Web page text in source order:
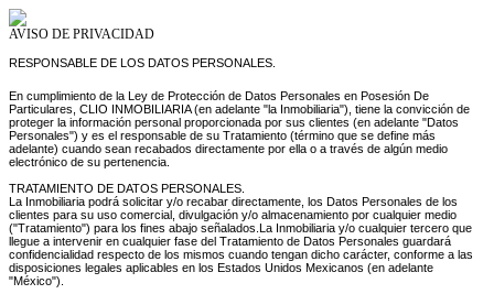
AVISO DE PRIVACIDAD
RESPONSABLE DE LOS DATOS PERSONALES.
En cumplimiento de la Ley de Protección de Datos Personales en Posesión De
Particulares, CLIO INMOBILIARIA (en adelante "la Inmobiliaria"), tiene la convicción de
proteger la información personal proporcionada por sus clientes (en adelante "Datos
Personales") y es el responsable de su Tratamiento (término que se define más
adelante) cuando sean recabados directamente por ella o a través de algún medio
electrónico de su pertenencia.
TRATAMIENTO DE DATOS PERSONALES.
La Inmobiliaria podrá solicitar y/o recabar directamente, los Datos Personales de los
clientes para su uso comercial, divulgación y/o almacenamiento por cualquier medio
("Tratamiento") para los fines abajo señalados.La Inmobiliaria y/o cualquier tercero que
llegue a intervenir en cualquier fase del Tratamiento de Datos Personales guardará
confidencialidad respecto de los mismos cuando tengan dicho carácter, conforme a las
disposiciones legales aplicables en los Estados Unidos Mexicanos (en adelante
"México").